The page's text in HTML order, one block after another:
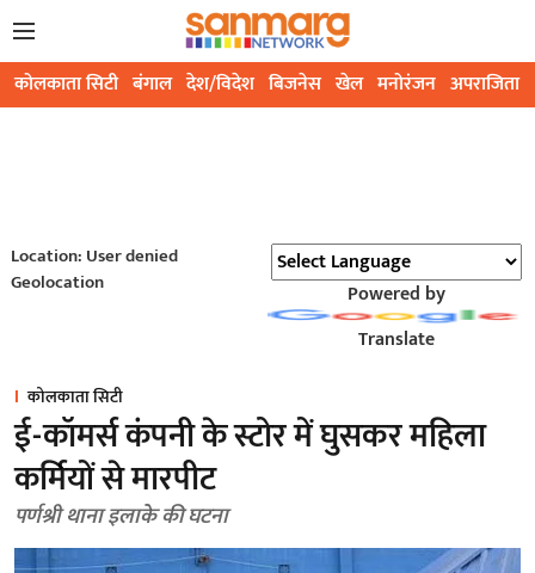
कोलकाता सिटी बंगाल देश/विदेश बिजनेस खेल मनोरंजन अपराजिता
Location: User denied
Geolocation
Powered by
Translate
कोलकाता सिटी
ई-कॉमर्स कंपनी के स्टोर में घुसकर महिला
कर्मियों से मारपीट
पर्णश्री थाना इलाके की घटना